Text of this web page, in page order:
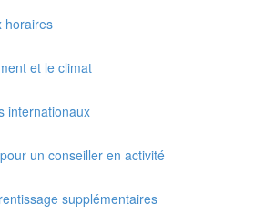
horaires
et le climat
internationaux
un conseiller en activité
supplémentaires